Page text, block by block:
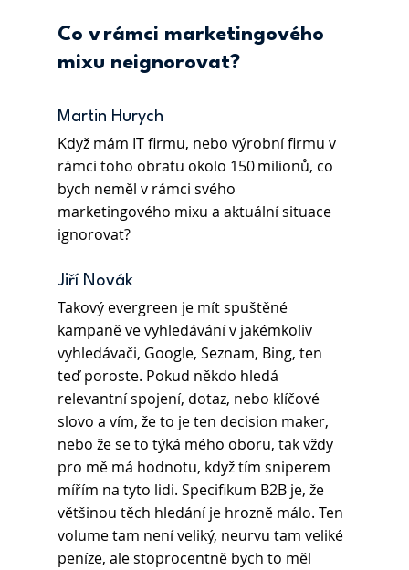
Co v rámci marketingového
mixu neignorovat?
Martin Hurych
Když mám IT firmu, nebo výrobní firmu v
rámci toho obratu okolo 150 milionů, co
bych neměl v rámci svého
marketingového mixu a aktuální situace
ignorovat?
Jiří Novák
Takový evergreen je mít spuštěné
kampaně ve vyhledávání v jakémkoliv
vyhledávači, Google, Seznam, Bing, ten
teď poroste. Pokud někdo hledá
relevantní spojení, dotaz, nebo klíčové
slovo a vím, že to je ten decision maker,
nebo že se to týká mého oboru, tak vždy
pro mě má hodnotu, když tím sniperem
mířím na tyto lidi. Specifikum B2B je, že
většinou těch hledání je hrozně málo. Ten
volume tam není veliký, neurvu tam veliké
peníze, ale stoprocentně bych to měl